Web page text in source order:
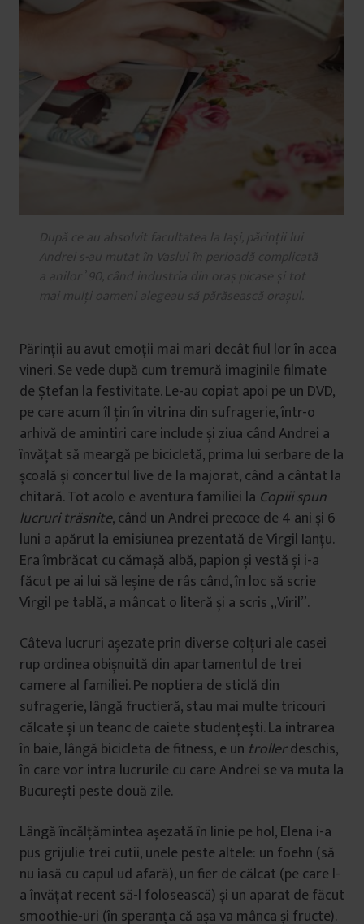
După ce au absolvit facultatea la Iași, părinții lui
Andrei s-au mutat în Vaslui în perioadă complicată
a anilor ’90, când industria din oraș picase și tot
mai mulți oameni alegeau să părăsească orașul.
Părinții au avut emoții mai mari decât fiul lor în acea
vineri. Se vede după cum tremură imaginile filmate
de Ștefan la festivitate. Le-au copiat apoi pe un DVD,
pe care acum îl țin în vitrina din sufragerie, într-o
arhivă de amintiri care include și ziua când Andrei a
învățat să meargă pe bicicletă, prima lui serbare de la
școală și concertul live de la majorat, când a cântat la
chitară. Tot acolo e aventura familiei la Copiii spun
lucruri trăsnite, când un Andrei precoce de 4 ani și 6
luni a apărut la emisiunea prezentată de Virgil Ianțu.
Era îmbrăcat cu cămașă albă, papion și vestă și i-a
făcut pe ai lui să leșine de râs când, în loc să scrie
Virgil pe tablă, a mâncat o literă și a scris „Viril”.
Câteva lucruri așezate prin diverse colțuri ale casei
rup ordinea obișnuită din apartamentul de trei
camere al familiei. Pe noptiera de sticlă din
sufragerie, lângă fructieră, stau mai multe tricouri
călcate și un teanc de caiete studențești. La intrarea
în baie, lângă bicicleta de fitness, e un trollerdeschis,
în care vor intra lucrurile cu care Andrei se va muta la
București peste două zile.
Lângă încălțămintea așezată în linie pe hol, Elena i-a
pus grijulie trei cutii, unele peste altele: un foehn (să
nu iasă cu capul ud afară), un fier de călcat (pe care l-
a învățat recent să-l folosească) și un aparat de făcut
smoothie-uri (în speranța că așa va mânca și fructe).